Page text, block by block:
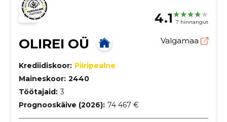
4.1 7 hinnangut
OLIREI OÜ Valgamaa
Krediidiskoor: Piiripealne
Maineskoor: 2440
Töötajaid: 3
Prognooskäive (2026): 74 467 €